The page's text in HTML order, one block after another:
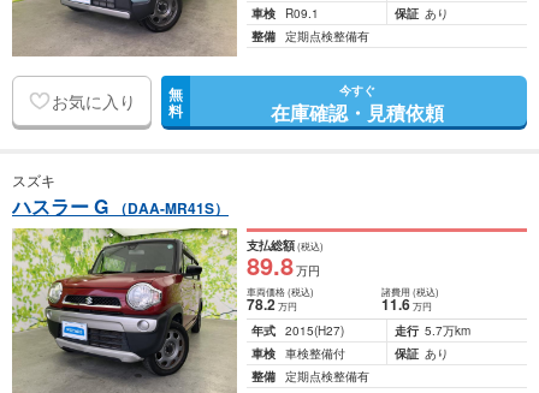
車検
R09.1 保証 あり
整備 定期点検整備有
お気に入り 無
料
今すぐ
在庫確認・見積依頼
スズキ
ハスラー G （DAA-MR41S）
支払総額(税込)
89.8万円
車両価格(税込)
78.2万円
諸費用 (税込)
11.6 万円
年式 2015(H27) 走行 5.7万km
車検 車検整備付 保証 あり
整備 定期点検整備有